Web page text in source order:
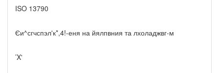
ISO 13790
Єи^сгчспэл'к*,4!-еня на йялпвния та лхоладжвг-м
’X'